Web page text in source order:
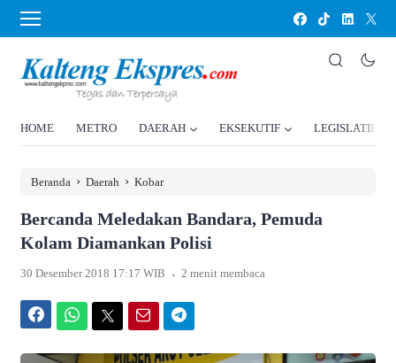
HOME METRO DAERAH EKSEKUTIF LEGISLATIF
Beranda › Daerah › Kobar
Bercanda Meledakan Bandara, Pemuda
Kolam Diamankan Polisi
30 Desember 2018 17:17 WIB . 2 menit membaca